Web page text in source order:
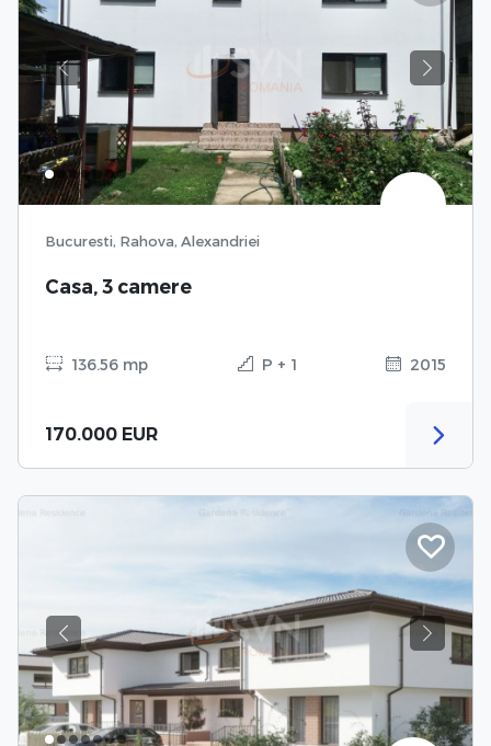
Previous Next
Bucuresti, Rahova, Alexandriei
Casa, 3 camere
136.56 mp P + 1 2015
170.000 EUR
Previous Next